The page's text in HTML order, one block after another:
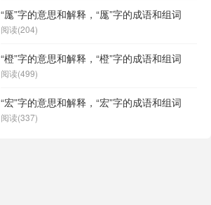
“厖”字的意思和解释，“厖”字的成语和组词
阅读(204)
“橙”字的意思和解释，“橙”字的成语和组词
阅读(499)
“宏”字的意思和解释，“宏”字的成语和组词
阅读(337)